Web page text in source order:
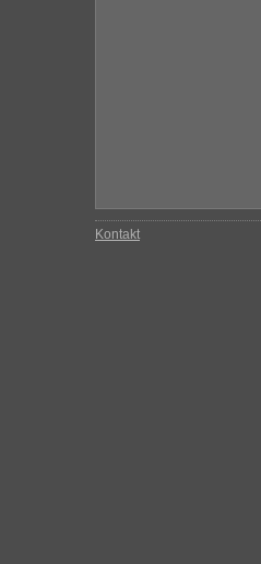
Kontakt